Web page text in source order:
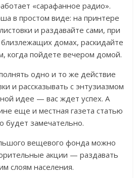
«сарафанное радио».
в простом виде: на принтере
и раздавайте сами, при
домах, раскидайте
когда пойдете вечером домой.
одно и то же действие
и рассказывать с энтузиазмом
идее — вас ждет успех. А
еще и местная газета статью
будет замечательно.
вещевого фонда можно
акции — раздавать
слоям населения.